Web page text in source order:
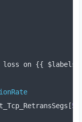
on {{ $labels
[5m